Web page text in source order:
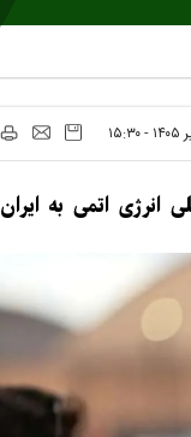
انرژی اتمی به ایران